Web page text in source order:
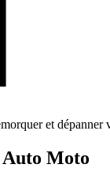
et dépanner
Auto Moto